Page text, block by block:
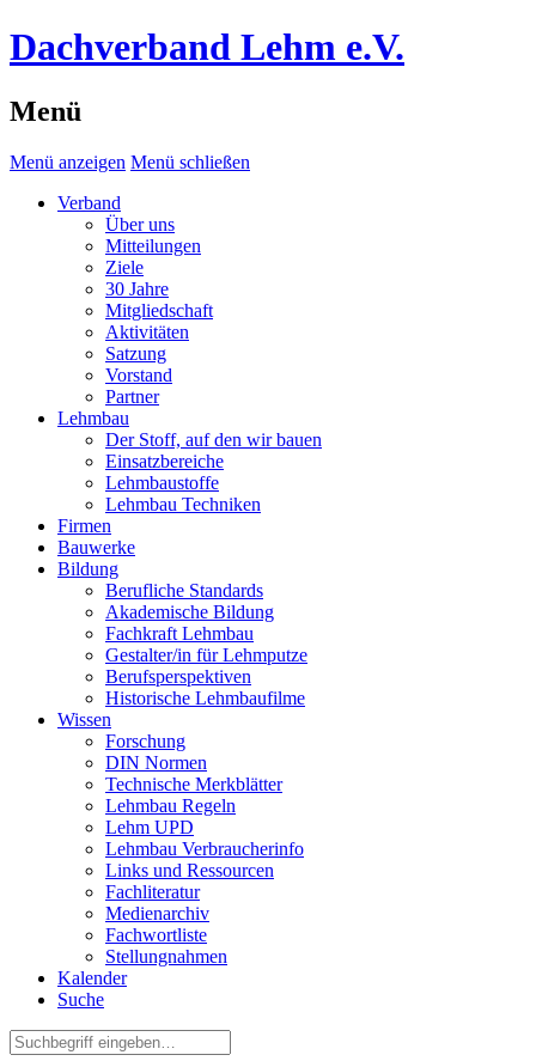
Dachverband Lehm e.V.
Menü
Menü anzeigen Menü schließen
Verband
Über uns
Mitteilungen
Ziele
30 Jahre
Mitgliedschaft
Aktivitäten
Satzung
Vorstand
Partner
Lehmbau
Der Stoff, auf den wir bauen
Einsatzbereiche
Lehmbaustoffe
Lehmbau Techniken
Firmen
Bauwerke
Bildung
Berufliche Standards
Akademische Bildung
Fachkraft Lehmbau
Gestalter/in für Lehmputze
Berufsperspektiven
Historische Lehmbaufilme
Wissen
Forschung
DIN Normen
Technische Merkblätter
Lehmbau Regeln
Lehm UPD
Lehmbau Verbraucherinfo
Links und Ressourcen
Fachliteratur
Medienarchiv
Fachwortliste
Stellungnahmen
Kalender
Suche